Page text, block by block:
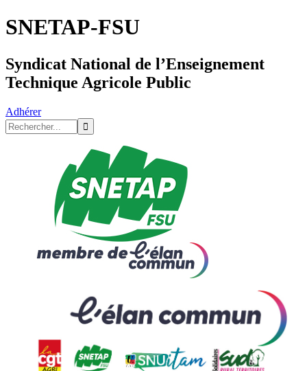
SNETAP-FSU
Syndicat National de l’Enseignement
Technique Agricole Public
Adhérer